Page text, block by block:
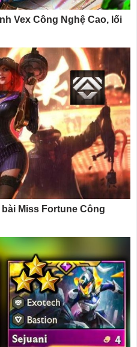
Vex Công Nghệ Cao, lối
Miss Fortune Công